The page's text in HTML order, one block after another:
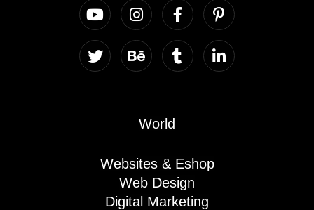
World
Websites & Eshop
Web Design
Digital Marketing